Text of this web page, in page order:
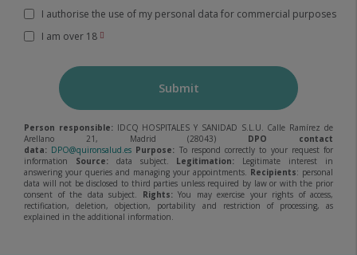
I authorise the use of my personal data for commercial purposes
I am over 18
Submit
Person responsible:IDCQ HOSPITALES Y SANIDAD S.L.U. Calle Ramírez de
Arellano 21, Madrid (28043) DPO contact
data: DPO@quironsalud.es Purpose: To respond correctly to your request for
information Source:data subject. Legitimation: Legitimate interest in
answering your queries and managing your appointments. Recipients: personal
data will not be disclosed to third parties unless required by law or with the prior
consent of the data subject.
Rights:You may exercise your rights of access,
rectification, deletion, objection, portability and restriction of processing, as
explained in the additional information.